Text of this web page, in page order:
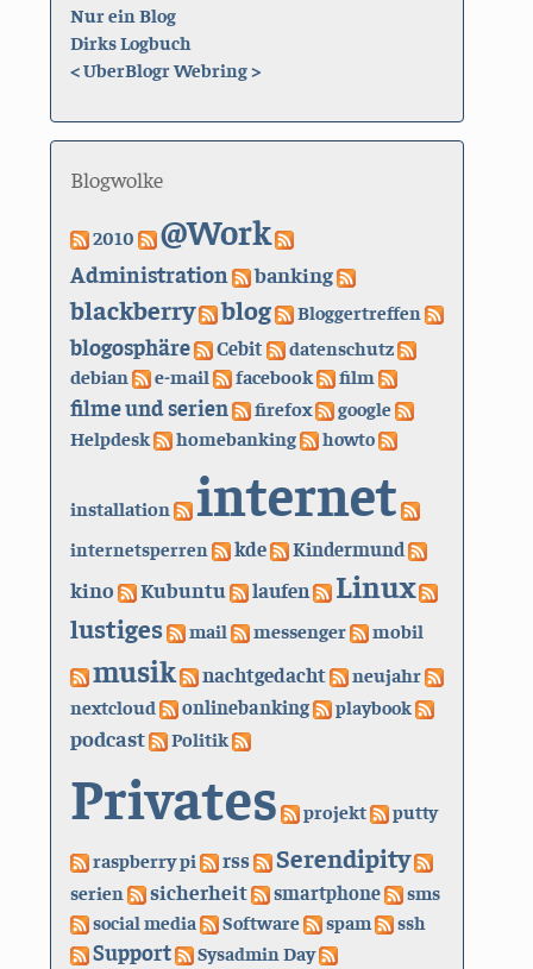
Nur ein Blog
Dirks Logbuch
<UberBlogr Webring>
Blogwolke
2010 @Work
Administration banking
blackberry blog Bloggertreffen
blogosphäre Cebit datenschutz
debian e-mail facebook film
filme und serien firefox
google
Helpdesk
homebanking howto
installation internet
internetsperren kde Kindermund
kino Kubuntu laufen Linux
lustiges mail messenger mobil
musik nachtgedacht neujahr
nextcloud onlinebanking playbook
podcast Politik
Privates projekt putty
raspberry pi rss Serendipity
serien sicherheit smartphone
sms
social media
Software spam ssh
Support Sysadmin Day